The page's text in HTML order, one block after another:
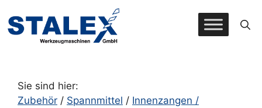
Inhalt
springen
Sie sind hier:
Zubehör / Spannmittel / Innenzangen /